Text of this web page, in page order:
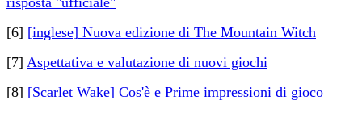
[6] [inglese] Nuova edizione di The Mountain Witch
[7] Aspettativa e valutazione di nuovi giochi
[8] [Scarlet Wake] Cos'è e Prime impressioni di gioco